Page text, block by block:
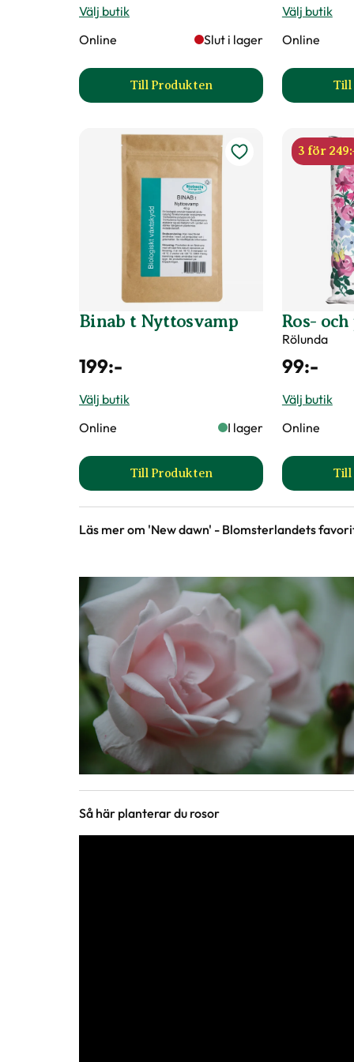
Vad betyder märkningen?
Ursprung Kulturursprung
Art nr 128784
Välj butik
Online
Slut i lager
Till Produkten
till Rosgödsel produktsida
Välj butik
Online
Till
Binab t Nyttosvamp
199:-
Välj butik
Online
I lager
Till Produkten
till Binab t Nyttosvamp
3 för
Ros-
Rölunda
99:-
Välj butik
Online
Till
Läs mer om 'New dawn' - Blomsterlandets
Så här planterar du rosor